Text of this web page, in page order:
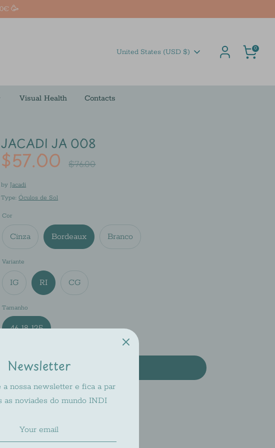
🥳
Currency
United States (USD $) Cart0
Visual Health Contacts
JACADI JA 008
$57.00
price
$76.00
byJacadi
Type:Óculos de Sol
Cor
Cinza Bordeaux Branco
Variante
IG RI CG
Tamanho
46-18-125
Usually ready in 2-4 days
Check availability at other stores
Newsletter
a nossa newsletter e fica a par
as noviades do mundo INDI